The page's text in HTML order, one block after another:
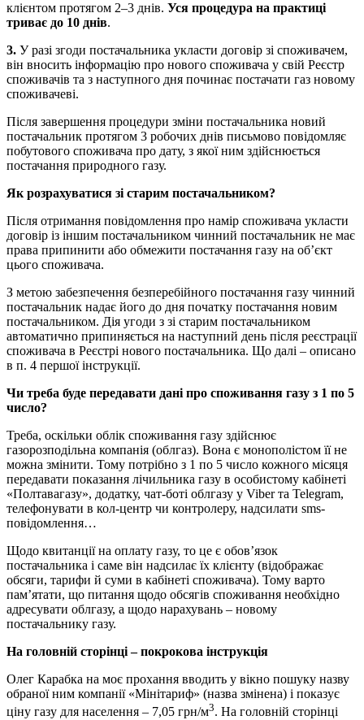
клієнтом протягом 2–3 днів. Уся процедура на практиці
триває до 10 днів.
3. У разі згоди постачальника укласти договір зі споживачем,
він вносить інформацію про нового споживача у свій Реєстр
споживачів та з наступного дня починає постачати газ новому
споживачеві.
Після завершення процедури зміни постачальника новий
постачальник протягом 3 робочих днів письмово повідомляє
побутового споживача про дату, з якої ним здійснюється
постачання природного газу.
Як розрахуватися зі старим постачальником?
Після отримання повідомлення про намір споживача укласти
договір із іншим постачальником чинний постачальник не має
права припинити або обмежити постачання газу на об’єкт
цього споживача.
З метою забезпечення безперебійного постачання газу чинний
постачальник надає його до дня початку постачання новим
постачальником. Дія угоди з зі старим постачальником
автоматично припиняється на наступний день після реєстрації
споживача в Реєстрі нового постачальника. Що далі – описано
в п. 4 першої інструкції.
Чи треба буде передавати дані про споживання газу з 1 по 5
число?
Треба, оскільки облік споживання газу здійснює
газорозподільна компанія (облгаз). Вона є монополістом її не
можна змінити. Тому потрібно з 1 по 5 число кожного місяця
передавати показання лічильника газу в особистому кабінеті
«Полтавагазу», додатку, чат-боті облгазу у Viber та Telegram,
телефонувати в кол-центр чи контролеру, надсилати sms-
повідомлення…
Щодо квитанції на оплату газу, то це є обов’язок
постачальника і саме він надсилає їх клієнту (відображає
обсяги, тарифи й суми в кабінеті споживача). Тому варто
пам’ятати, що питання щодо обсягів споживання необхідно
адресувати облгазу, а щодо нарахувань – новому
постачальнику газу.
На головній сторінці – покрокова інструкція
Олег Карабка на моє прохання вводить у вікно пошуку назву
обраної ним компанії «Мінітариф» (назва змінена) і показує
ціну газу для населення – 7,05 грн/м3. На головній сторінці